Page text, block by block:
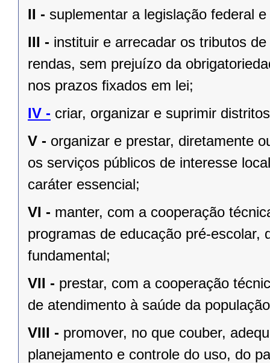
II - suplementar a legislação federal
III - instituir e arrecadar os tributos
rendas, sem prejuízo da
nos prazos ﬁxados em lei;
IV - criar, organizar e suprimir
V - organizar e prestar, diretamente
os serviços públicos de interesse
caráter essencial;
VI - manter, com a cooperação
programas de educação pré-escolar,
fundamental;
VII - prestar, com a cooperação
de atendimento à saúde da
VIII - promover, no que couber,
planejamento e controle do uso, do